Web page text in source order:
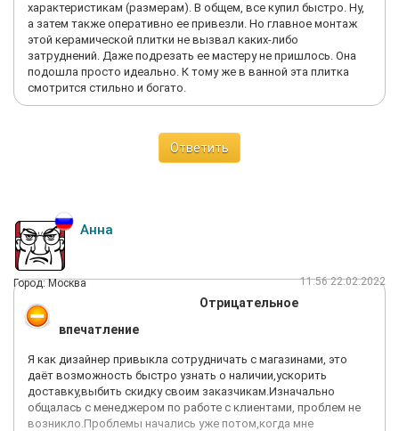
характеристикам (размерам). В общем, все купил быстро. Ну,
а затем также оперативно ее привезли. Но главное монтаж
этой керамической плитки не вызвал каких-либо
затруднений. Даже подрезать ее мастеру не пришлось. Она
подошла просто идеально. К тому же в ванной эта плитка
смотрится стильно и богато.
Ответить
Анна
Город: Москва 11:56 22.02.2022
Отрицательное
впечатление
Я как дизайнер привыкла сотрудничать с магазинами, это
даёт возможность быстро узнать о наличии,ускорить
доставку,выбить скидку своим заказчикам.Изначально
общалась с менеджером по работе с клиентами, проблем не
возникло.Проблемы начались уже потом,когда мне